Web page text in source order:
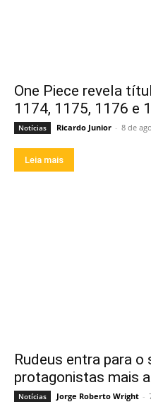
One Piece revela
1174, 1175, 1176 e
Notícias Ricardo Junior - 8 de
Leia mais
Rudeus entra para
protagonistas mais
Notícias Jorge Roberto Wright -